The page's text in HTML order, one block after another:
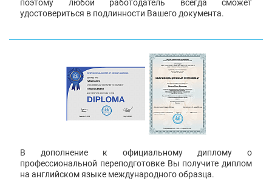
поэтому любой работодатель всегда сможет
удостовериться в подлинности Вашего документа.
В дополнение к официальному диплому о
профессиональной переподготовке Вы получите диплом
на английском языке международного образца.